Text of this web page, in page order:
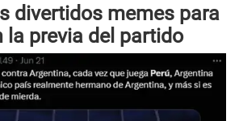
divertidos memes para
la previa del partido